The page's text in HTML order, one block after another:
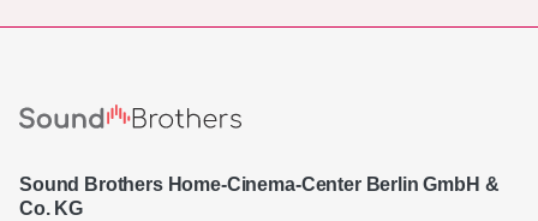
Sound Brothers Home-Cinema-Center Berlin GmbH &
Co. KG